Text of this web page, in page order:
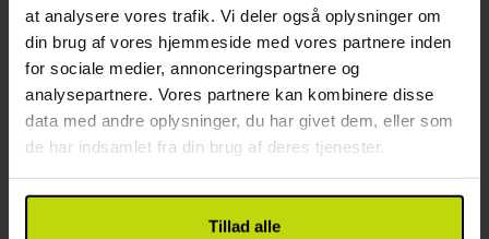
at analysere vores trafik. Vi deler også oplysninger om
din brug af vores hjemmeside med vores partnere inden
for sociale medier, annonceringspartnere og
analysepartnere. Vores partnere kan kombinere disse
data med andre oplysninger, du har givet dem, eller som
de har indsamlet fra din brug af deres tjenester.
Tillad alle
1x 4-retters gourmet oplevelse
1x appetizer inden middagen
1x Kaffe med sødt
Se alt, der er inkluderet
SALE
859,-
I alt 1718,-
SALE
Sep 779,-
I alt 1558,-
Se mere